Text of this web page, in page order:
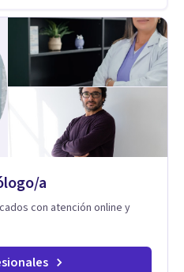
en el abordaje profundo de la
dependencia emocional y los
procesos complejos. Su
por una premisa clara: no
que lo origina. Su
niveles: regulación del
de heridas de la
profunda, permitiendo
Milena Jiménez Duque
acompañarte. Porque
cambias tu forma de pensar,
a
con atención online y